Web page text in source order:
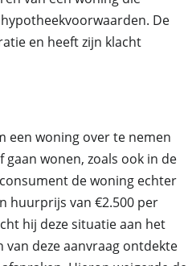
De
en heeft zijn klacht
een woning over te nemen
gaan wonen, zoals ook in de
de woning echter
huurprijs van €2.500 per
hij deze situatie aan het
deze aanvraag ontdekte